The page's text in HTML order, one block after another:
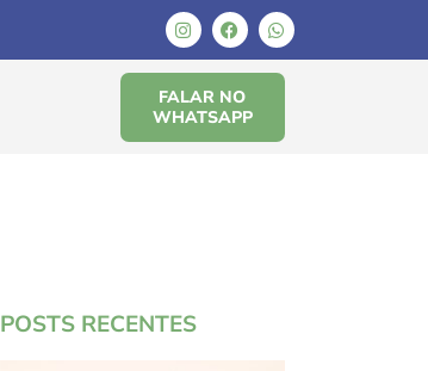
FALAR NO
WHATSAPP
POSTS RECENTES